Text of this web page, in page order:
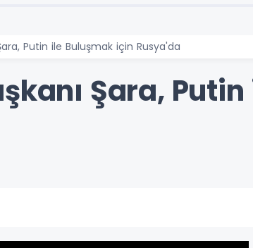
Putin ile Buluşmak için Rusya'da
Şara,